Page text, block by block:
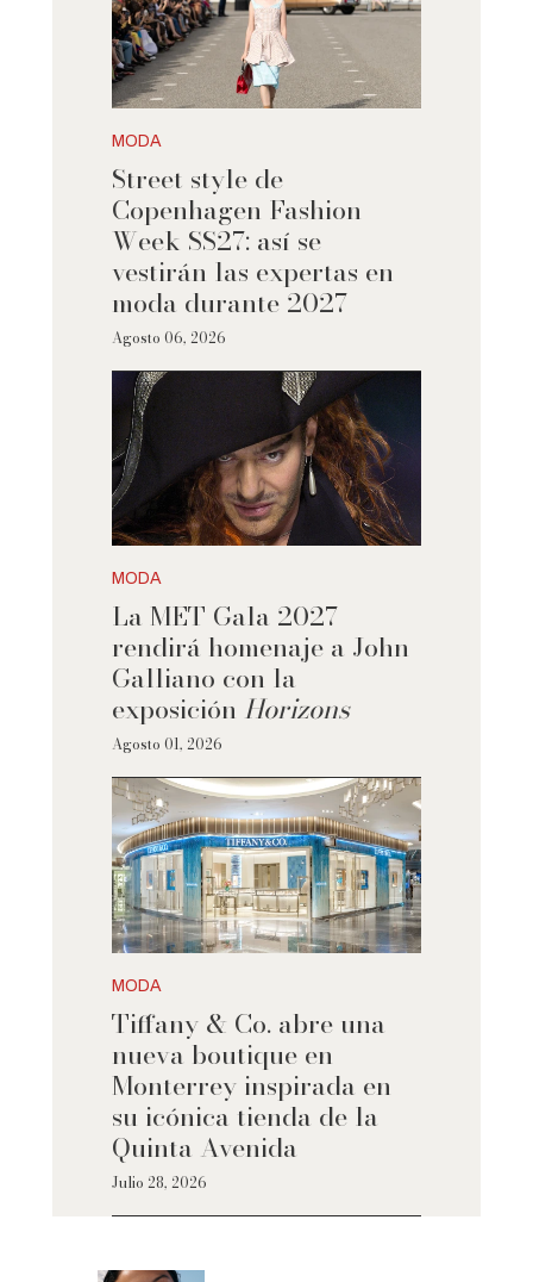
MODA
Street style de
Copenhagen Fashion
Week SS27: así se
vestirán las expertas en
moda durante 2027
Agosto 06, 2026
MODA
La MET Gala 2027
rendirá homenaje a John
Galliano con la
exposición Horizons
Agosto 01, 2026
MODA
Tiffany & Co. abre una
nueva boutique en
Monterrey inspirada en
su icónica tienda de la
Quinta Avenida
Julio 28, 2026